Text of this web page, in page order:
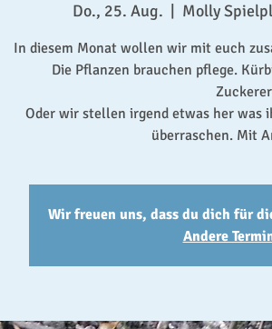
Do., 25. Aug. Molly
In diesem Monat wollen wir mit euch
Die Pflanzen brauchen pflege.
Oder wir stellen irgend etwas her was
überraschen. Mit
Wir freuen uns, dass du dich für
Andere